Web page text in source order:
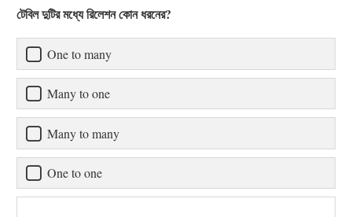
টেবিল দুটির মধ্যে রিলেশন কোন ধরনের?
One to many
Many to one
Many to many
One to one